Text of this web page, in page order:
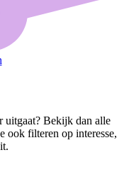
uitgaat? Bekijk dan alle
ook filteren op interesse,